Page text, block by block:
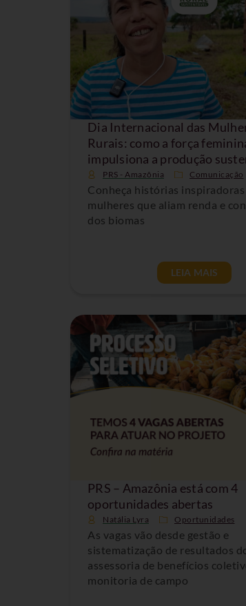
Dia Internacional das
Rurais: como a força
impulsiona a produção
PRS - Amazônia Comunicação
Conheça histórias inspiradoras
mulheres que aliam renda e
dos biomas
LEIA MAIS
PRS – Amazônia está com 4
oportunidades abertas
Natália Lyra Oportunidades
As vagas vão desde gestão e
sistematização de resultados
assessoria de benefícios
monitoria de campo